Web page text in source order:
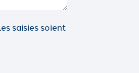
saisies soient